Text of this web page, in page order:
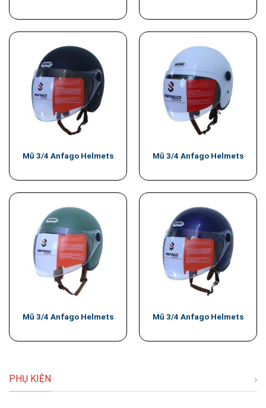
Mũ 3/4 Anfago Helmets Mũ 3/4 Anfago Helmets
Mũ 3/4 Anfago Helmets Mũ 3/4 Anfago Helmets
PHỤ KIỆN